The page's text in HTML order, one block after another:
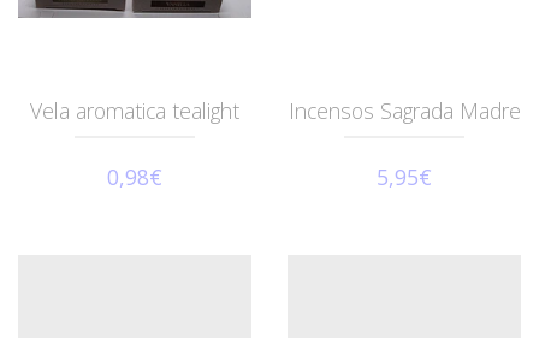
Vela aromatica tealight
0,98€
Incensos Sagrada Madre
5,95€